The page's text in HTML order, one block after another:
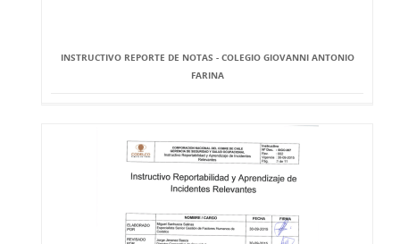
INSTRUCTIVO REPORTE DE NOTAS - COLEGIO GIOVANNI ANTONIO
FARINA